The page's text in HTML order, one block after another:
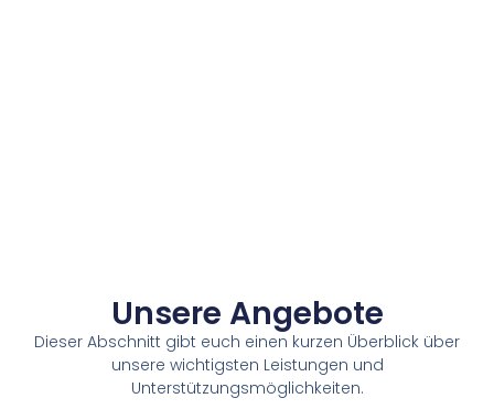
Unsere Angebote
Dieser Abschnitt gibt euch einen kurzen Überblick über
unsere wichtigsten Leistungen und
Unterstützungsmöglichkeiten.